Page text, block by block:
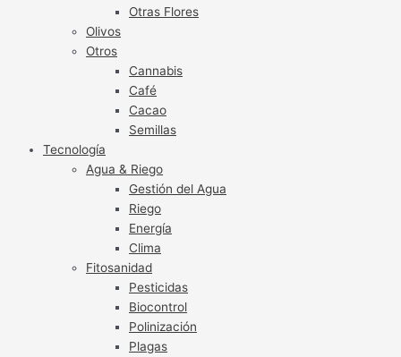
Otras Flores
Olivos
Otros
Cannabis
Café
Cacao
Semillas
Tecnología
Agua & Riego
Gestión del Agua
Riego
Energía
Clima
Fitosanidad
Pesticidas
Biocontrol
Polinización
Plagas